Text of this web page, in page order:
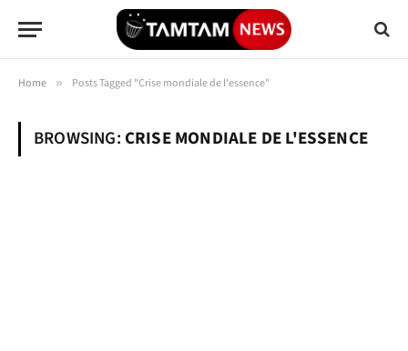
Home » Posts Tagged "Crise mondiale de l'essence"
BROWSING: CRISE MONDIALE DE L'ESSENCE